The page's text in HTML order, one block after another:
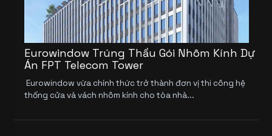
Eurowindow Trúng Thầu Gói Nhôm Kính Dự
Án FPT Telecom Tower
Eurowindow vừa chính thức trở thành đơn vị thi công hệ
thống cửa và vách nhôm kính cho tòa nhà...